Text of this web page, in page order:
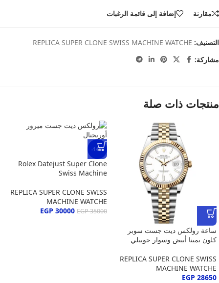
مقارنة إضافة إلى قائمة الرغبات
التصنيف: REPLICA SUPER CLONE SWISS MACHINE WATCHE
مشاركة:
منتجات ذات صلة
ساعة رولكس ديت جست سوبر
كلون بمينا أبيض وسوار جوبيلي
REPLICA SUPER CLONE SWISS
MACHINE WATCHE
EGP 28650
-14%
Rolex Datejust Super Clone
Swiss Machine
REPLICA SUPER CLONE SWISS
MACHINE WATCHE
EGP35000
EGP 30000